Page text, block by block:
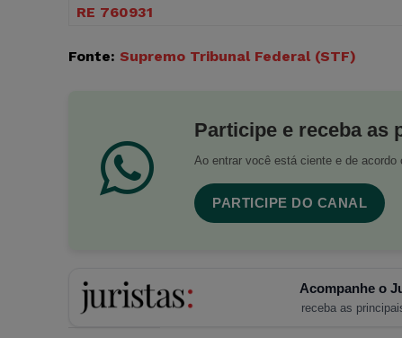
RE 760931
Fonte: Supremo Tribunal Federal (STF)
Participe e receba as
Ao entrar você está ciente e de acordo
PARTICIPE DO CANAL
Acompanhe o
receba as